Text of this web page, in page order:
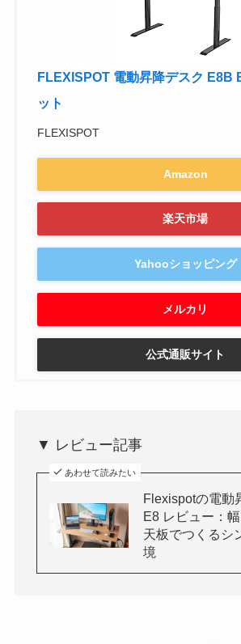
FLEXISPOT 電動昇降デスク E8B
ット
FLEXISPOT
Amazon
楽天市場
Yahooショッピング
メルカリ
公式通販サイト
▼ レビュー記事
あわせて読みたい
Flexispotの電動
E8 レビュー：
天板でつくるシ
境